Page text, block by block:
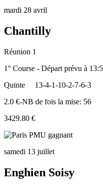
mardi 28 avril
Chantilly
Réunion 1
1° Course - Départ prévu à
Quinte
13-4-1-10-2-7-6-3
2.0 €-NB de fois la mise: 56
3429.80 €
samedi 13 juillet
Enghien Soisy